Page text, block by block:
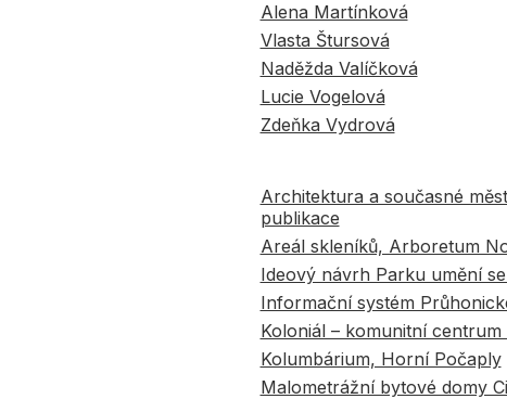
Alena Martínková
Vlasta Štursová
Naděžda Valíčková
Lucie Vogelová
Zdeňka Vydrová
Architektura a současné
publikace
Areál skleníků, Arboretum
Ideový návrh Parku umění
Informační systém
Koloniál – komunitní
Kolumbárium, Horní Počaply
Malometrážní bytové domy